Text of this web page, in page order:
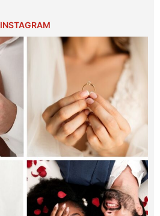
INSTAGRAM